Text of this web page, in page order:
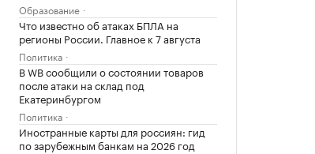
Образование
Что известно об атаках БПЛА на
регионы России. Главное к 7 августа
Политика
В WB сообщили о состоянии товаров
после атаки на склад под
Екатеринбургом
Политика
Иностранные карты для россиян: гид
по зарубежным банкам на 2026 год